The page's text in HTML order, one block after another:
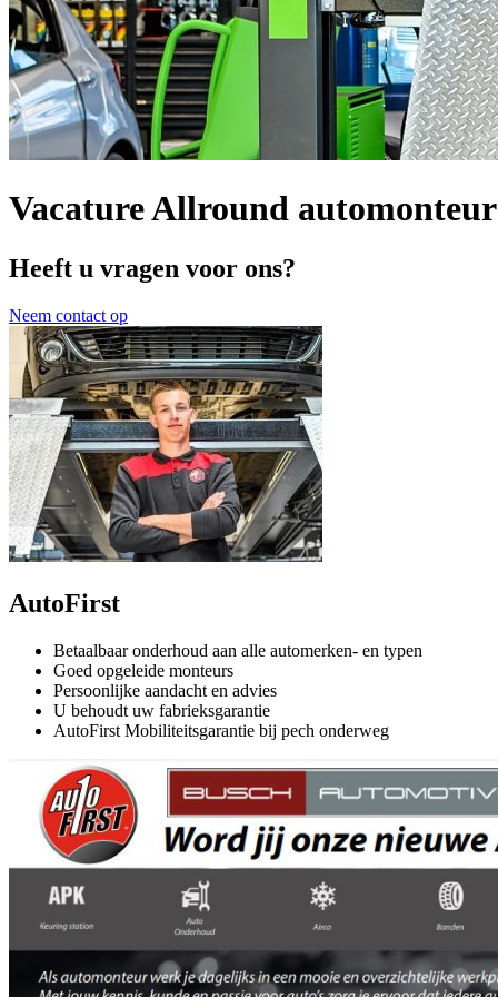
Vacature Allround automonteur
Heeft u vragen voor ons?
Neem contact op
AutoFirst
Betaalbaar onderhoud aan alle automerken- en typen
Goed opgeleide monteurs
Persoonlijke aandacht en advies
U behoudt uw fabrieksgarantie
AutoFirst Mobiliteitsgarantie bij pech onderweg